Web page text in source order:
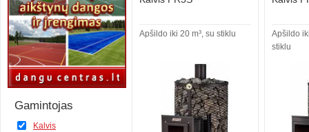
Gamintojas
Kalvis
Apšildo iki 20 m³, su stiklu
Apšildo
stiklu